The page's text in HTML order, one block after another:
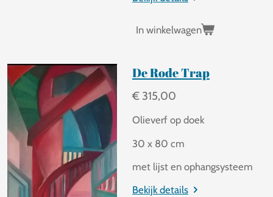
In winkelwagen
De Rode Trap
€ 315,00
Olieverf op doek
30 x 80 cm
met lijst en ophangsysteem
Bekijk details